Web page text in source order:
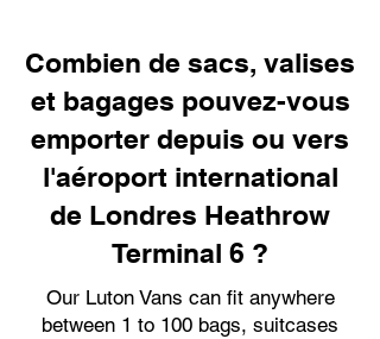
Combien de sacs, valises
et bagages pouvez-vous
emporter depuis ou vers
l'aéroport international
de Londres Heathrow
Terminal 6 ?
Our Luton Vans can fit anywhere
between 1 to 100 bags, suitcases